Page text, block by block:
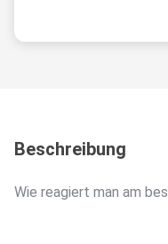
Beschreibung
Wie reagiert man am